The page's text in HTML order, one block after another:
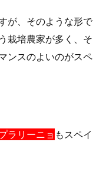
が、そのような形で
栽培農家が多く、そ
ンスのよいのがスペ
ラリーニョ もスペイ